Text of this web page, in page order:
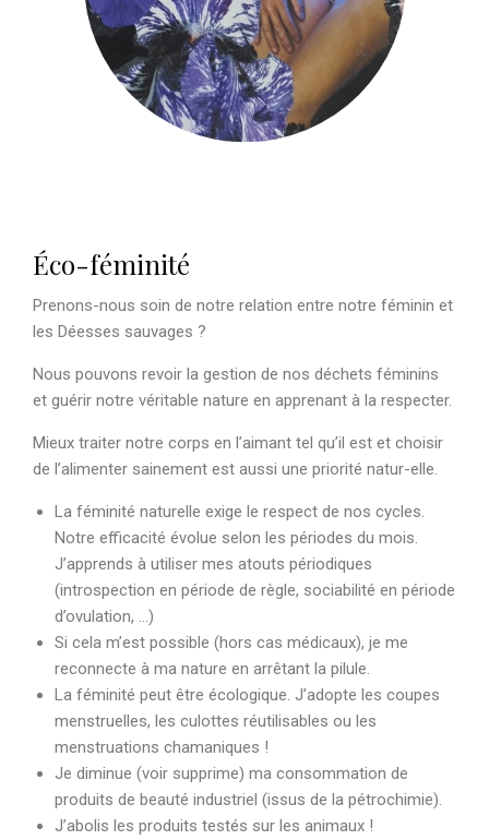
Éco-féminité
Prenons-nous soin de notre relation entre notre féminin et
les Déesses sauvages ?
Nous pouvons revoir la gestion de nos déchets féminins
et guérir notre véritable nature en apprenant à la respecter.
Mieux traiter notre corps en l’aimant tel qu’il est et choisir
de l’alimenter sainement est aussi une priorité natur-elle.
La féminité naturelle exige le respect de nos cycles.
Notre efficacité évolue selon les périodes du mois.
J’apprends à utiliser mes atouts périodiques
(introspection en période de règle, sociabilité en période
d’ovulation, …)
Si cela m’est possible (hors cas médicaux), je me
reconnecte à ma nature en arrêtant la pilule.
La féminité peut être écologique. J’adopte les coupes
menstruelles, les culottes réutilisables ou les
menstruations chamaniques !
Je diminue (voir supprime) ma consommation de
produits de beauté industriel (issus de la pétrochimie).
J’abolis les produits testés sur les animaux !